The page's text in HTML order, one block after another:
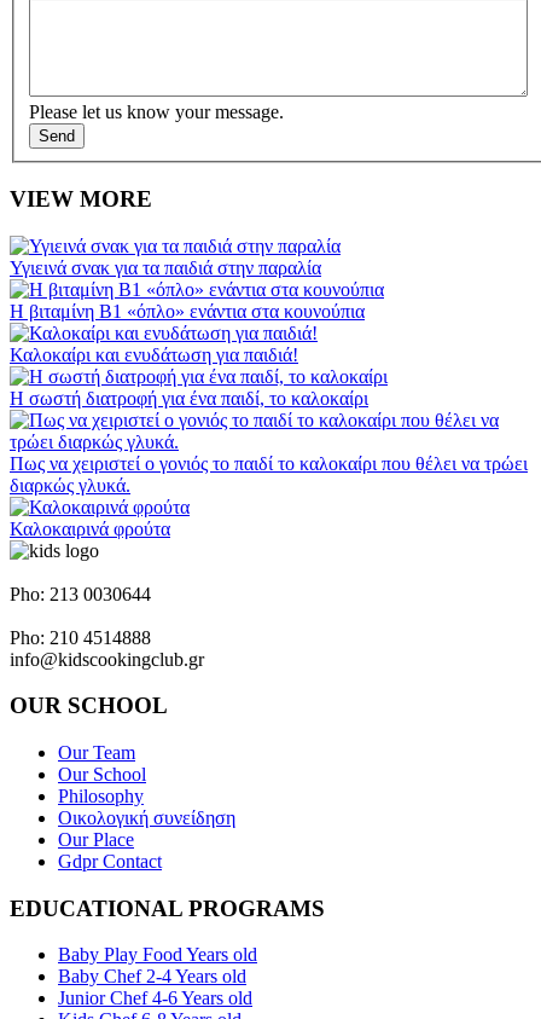
Please let us know your message.
VIEW MORE
Υγιεινά σνακ για τα παιδιά στην παραλία
Η βιταμίνη Β1 «όπλο» ενάντια στα κουνούπια
Καλοκαίρι και ενυδάτωση για παιδιά!
Η σωστή διατροφή για ένα παιδί, το καλοκαίρι
Πως να χειριστεί ο γονιός το παιδί το καλοκαίρι που θέλει να τρώει
διαρκώς γλυκά.
Καλοκαιρινά φρούτα
Pho: 213 0030644
Pho: 210 4514888
info@kidscookingclub.gr
OUR SCHOOL
Our Team
Our School
Philosophy
Οικολογική συνείδηση
Our Place
Gdpr Contact
EDUCATIONAL PROGRAMS
Baby Play Food Years old
Baby Chef 2-4 Years old
Junior Chef 4-6 Years old